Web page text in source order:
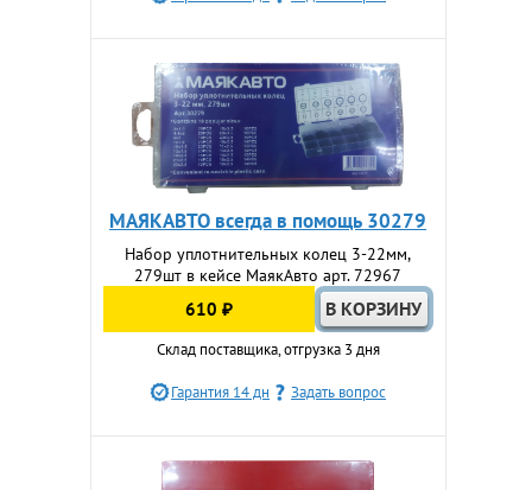
МАЯКАВТО всегда в помощь 30279
Набор уплотнительных колец 3-22мм,
279шт в кейсе МаякАвто арт. 72967
610 ₽
Склад поставщика, отгрузка 3 дня
Гарантия 14 дн Задать вопрос